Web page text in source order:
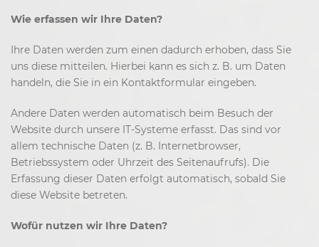
Wie erfassen wir Ihre Daten?
Ihre Daten werden zum einen dadurch erhoben, dass Sie
uns diese mitteilen. Hierbei kann es sich z. B. um Daten
handeln, die Sie in ein Kontaktformular eingeben.
Andere Daten werden automatisch beim Besuch der
Website durch unsere IT-Systeme erfasst. Das sind vor
allem technische Daten (z. B. Internetbrowser,
Betriebssystem oder Uhrzeit des Seitenaufrufs). Die
Erfassung dieser Daten erfolgt automatisch, sobald Sie
diese Website betreten.
Wofür nutzen wir Ihre Daten?